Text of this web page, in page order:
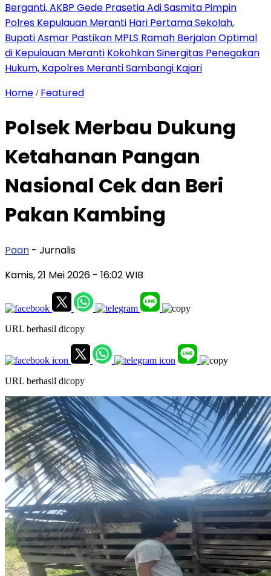
Berganti, AKBP Gede Prasetia Adi Sasmita Pimpin
Polres Kepulauan Meranti Hari Pertama Sekolah,
Bupati Asmar Pastikan MPLS Ramah Berjalan Optimal
di Kepulauan Meranti Kokohkan Sinergitas Penegakan
Hukum, Kapolres Meranti Sambangi Kajari
Home / Featured
Polsek Merbau Dukung
Ketahanan Pangan
Nasional Cek dan Beri
Pakan Kambing
Paan - Jurnalis
Kamis, 21 Mei 2026 - 16:02 WIB
URL berhasil dicopy
URL berhasil dicopy